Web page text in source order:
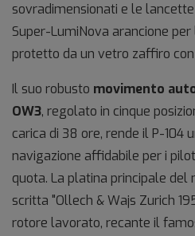
sovradimensionati e le
Super-LumiNova arancione
protetto da un vetro zaffiro
Il suo robusto movimento
OW3, regolato in cinque
carica di 38 ore, rende il P-104
navigazione affidabile per i
quota. La platina principale del
scritta "Ollech & Wajs Zurich
rotore lavorato, recante il